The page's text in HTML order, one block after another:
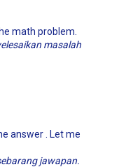
math problem.
masalah
answer . Let me
jawapan.